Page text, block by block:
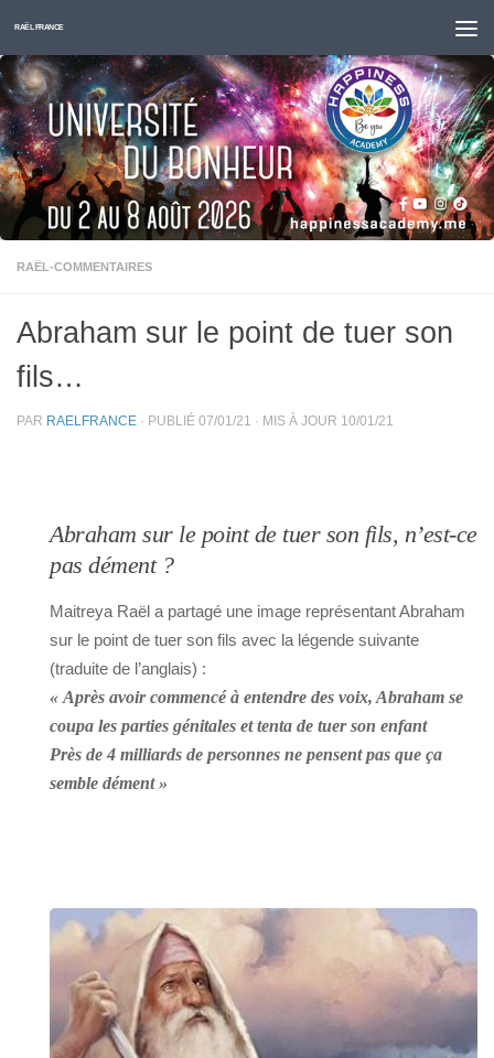
Skip to content
RAËL FRANCE
RAËL-COMMENTAIRES
Abraham sur le point de tuer son
fils…
PAR RAELFRANCE · PUBLIÉ 07/01/21 · MIS À JOUR 10/01/21
Abraham sur le point de tuer son fils, n’est-ce
pas dément ?
Maitreya Raël a partagé une image représentant Abraham
sur le point de tuer son fils avec la légende suivante
(traduite de l’anglais) :
« Après avoir commencé à entendre des voix, Abraham se
coupa les parties génitales et tenta de tuer son enfant
Près de 4 milliards de personnes ne pensent pas que ça
semble dément »